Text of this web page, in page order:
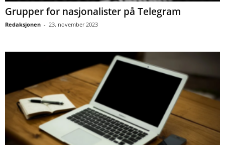
Grupper for nasjonalister på Telegram
Redaksjonen - 23. november 2023